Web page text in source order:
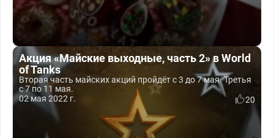
Акция «Майские выходные, часть 2» в World
of Tanks
Вторая часть майских акций пройдёт с 3 до 7 мая. Третья
с 7 по 11 мая.
02 мая 2022 г.
20